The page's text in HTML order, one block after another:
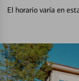
El horario varía en